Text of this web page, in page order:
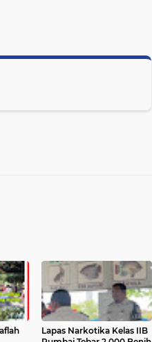
Lapas Narkotika Kelas IIB